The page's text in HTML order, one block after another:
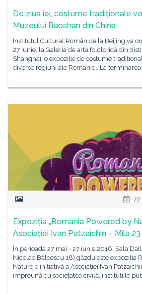
De ziua iei, costume tradiționale
Muzeului Baoshan din China
Institutul Cultural Român de la Beijing va
27 iunie, la Galeria de artă folclorică din
Shanghai, o expoziție de costume
diverse regiuni ale României. La terminarea
Expoziția „Romania Powered by
Asociației Ivan Patzaichin – Mila 23
În perioada 27 mai - 27 iunie 2016, Sala
Nicolae Bălcescu 18) găzduiește expoziția
Nature,o inițiativă a Asociației Ivan
împreună cu societatea civilă, instituțiile